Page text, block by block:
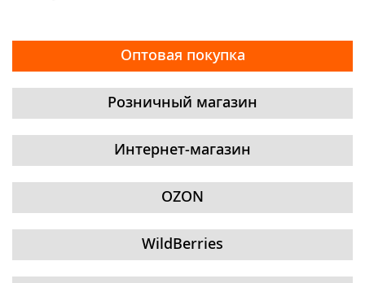
Оптовая покупка
Розничный магазин
Интернет-магазин
OZON
WildBerries